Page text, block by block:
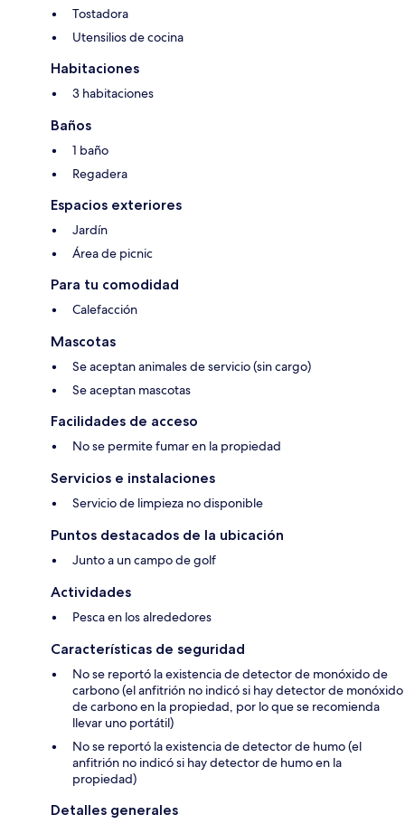
Tostadora
Utensilios de cocina
Habitaciones
3 habitaciones
Baños
1 baño
Regadera
Espacios exteriores
Jardín
Área de picnic
Para tu comodidad
Calefacción
Mascotas
Se aceptan animales de servicio (sin cargo)
Se aceptan mascotas
Facilidades de acceso
No se permite fumar en la propiedad
Servicios e instalaciones
Servicio de limpieza no disponible
Puntos destacados de la ubicación
Junto a un campo de golf
Actividades
Pesca en los alrededores
Características de seguridad
No se reportó la existencia de detector de monóxido de
carbono (el anfitrión no indicó si hay detector de monóxido
de carbono en la propiedad, por lo que se recomienda
llevar uno portátil)
No se reportó la existencia de detector de humo (el
anfitrión no indicó si hay detector de humo en la
propiedad)
Detalles generales